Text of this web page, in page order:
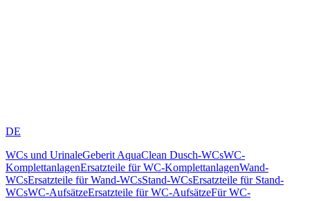
DE
WCs und UrinaleGeberit AquaClean Dusch-WCsWC-
KomplettanlagenErsatzteile für WC-KomplettanlagenWand-
WCsErsatzteile für Wand-WCsStand-WCsErsatzteile für Stand-
WCsWC-AufsätzeErsatzteile für WC-AufsätzeFür WC-